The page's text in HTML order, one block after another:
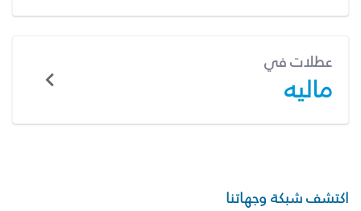
عطلات في
ماليه
اكتشف شبكة وجهاتنا